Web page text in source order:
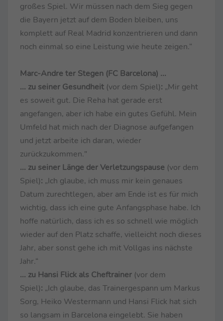
großes Spiel. Wir müssen nach dem Sieg gegen
die Bayern jetzt auf dem Boden bleiben, uns
komplett auf Real Madrid konzentrieren und dann
noch einmal so eine Leistung wie heute zeigen.“
Marc-Andre ter Stegen (FC Barcelona) ...
... zu seiner Gesundheit (vor dem Spiel): „Mir geht
es soweit gut. Die Reha hat gerade erst
angefangen, aber ich habe ein gutes Gefühl. Mein
Umfeld hat mich nach der Diagnose aufgefangen
und jetzt arbeite ich daran, wieder
zurückzukommen."
... zu seiner Länge der Verletzungspause (vor dem
Spiel): „Ich glaube, ich muss mir kein genaues
Datum zurechtlegen, aber am Ende ist es für mich
wichtig, dass ich eine gute Anfangsphase habe. Ich
hoffe natürlich, dass ich es so schnell wie möglich
wieder auf den Platz schaffe, vielleicht noch dieses
Jahr, aber sonst gehe ich mit Vollgas ins nächste
Jahr.“
... zu Hansi Flick als Cheftrainer (vor dem
Spiel): „Ich glaube, das Trainergespann um Markus
Sorg, Heiko Westermann und Hansi Flick hat sich
so langsam in Barcelona eingelebt. Sie haben